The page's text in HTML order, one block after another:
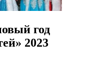
год
2023